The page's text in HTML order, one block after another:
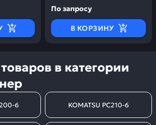
По запросу
В КОРЗИНУ
в категории
6 KOMATSU PC210-6